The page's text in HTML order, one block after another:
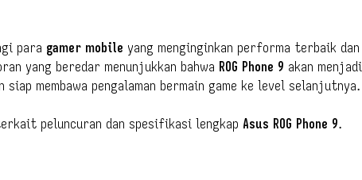
para gamer mobile yang menginginkan performa terbaik dan
yang beredar menunjukkan bahwa ROG Phone 9 akan menjadi
siap membawa pengalaman bermain game ke level selanjutnya.
peluncuran dan spesifikasi lengkap Asus ROG Phone 9.